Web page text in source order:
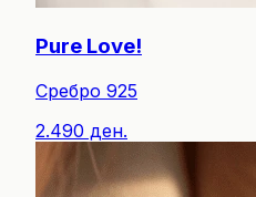
Pure Love!
Сребро 925
2.490 ден.